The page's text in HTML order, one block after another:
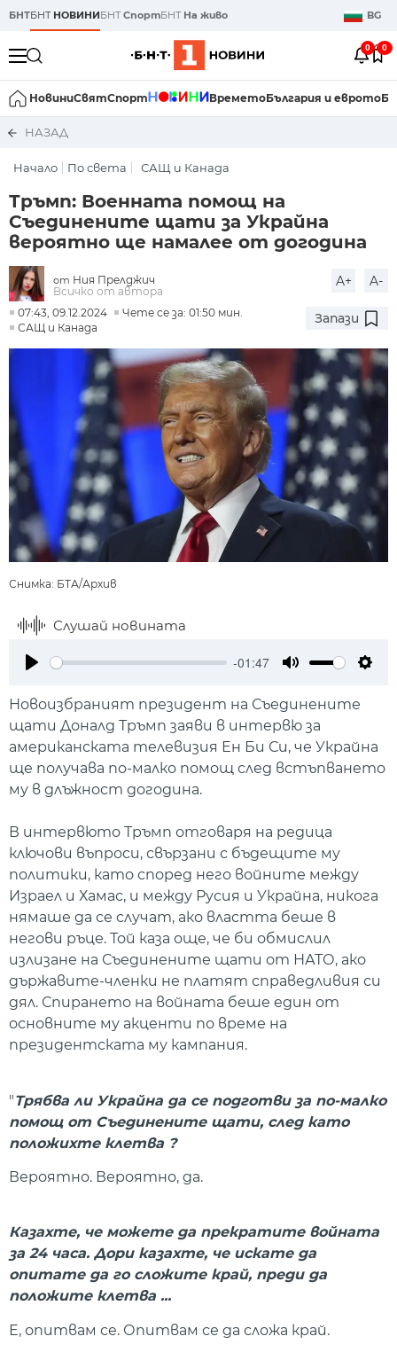
БНТБНТ НОВИНИБНТСпортБНТ На живо BG
0 0
НовиниСвятСпорт ВреметоБългария и еврото
НАЗАД
Начало По света САЩ и Канада
Тръмп: Военната помощ на
Съединените щати за Украйна
вероятно ще намалее от догодина
от Ния Прелджич
Всичко от автора
A+ A-
07:43, 09.12.2024
Чете се за: 01:50 мин.
САЩ и Канада
Запази
Снимка: БТА/Архив
Слушай новината
-01:47
Новоизбраният президент на Съединените
щати Доналд Тръмп заяви в интервю за
американската телевизия Ен Би Си, че Украйна
ще получава по-малко помощ след встъпването
му в длъжност догодина.
В интервюто Тръмп отговаря на редица
ключови въпроси, свързани с бъдещите му
политики, като според него войните между
Израел и Хамас, и между Русия и Украйна, никога
нямаше да се случат, ако властта беше в
негови ръце. Той каза още, че би обмислил
излизане на Съединените щати от НАТО, ако
държавите-членки не платят справедливия си
дял. Спирането на войната беше един от
основните му акценти по време на
президентската му кампания.
"Трябва ли Украйна да се подготви за по-малко
помощ от Съединените щати, след като
положихте клетва ?
Вероятно. Вероятно, да.
Казахте, че можете да прекратите войната
за 24 часа. Дори казахте, че искате да
опитате да го сложите край, преди да
положите клетва ...
Е, опитвам се. Опитвам се да сложа край.